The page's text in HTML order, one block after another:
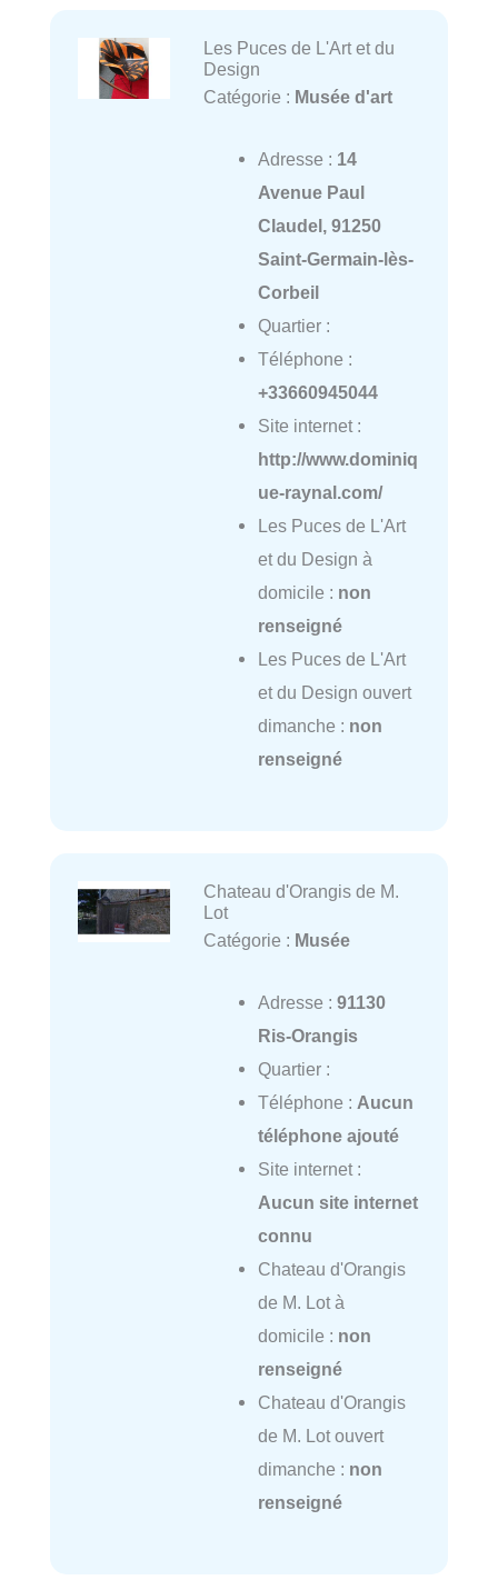
Les Puces de L'Art et du
Design
Catégorie : Musée d'art
Adresse : 14
Avenue Paul
Claudel, 91250
Saint-Germain-lès-
Corbeil
Quartier :
Téléphone :
+33660945044
Site internet :
http://www.dominiq
ue-raynal.com/
Les Puces de L'Art
et du Design à
domicile : non
renseigné
Les Puces de L'Art
et du Design ouvert
dimanche : non
renseigné
Chateau d'Orangis de M.
Lot
Catégorie : Musée
Adresse : 91130
Ris-Orangis
Quartier :
Téléphone : Aucun
téléphone ajouté
Site internet :
Aucun site internet
connu
Chateau d'Orangis
de M. Lot à
domicile : non
renseigné
Chateau d'Orangis
de M. Lot ouvert
dimanche : non
renseigné